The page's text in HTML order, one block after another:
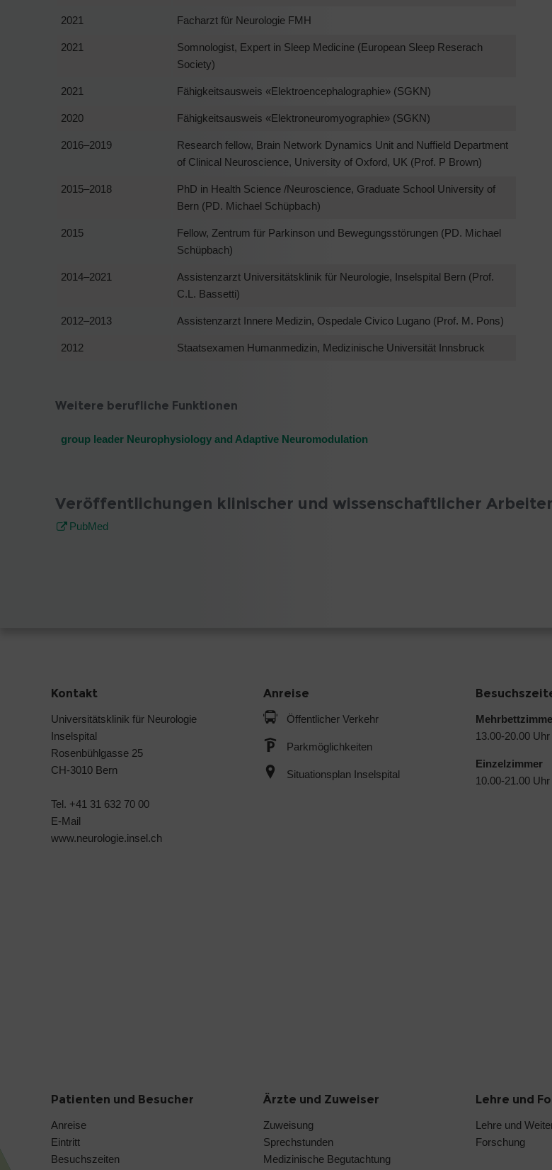
2021 Facharzt für Neurologie FMH
2021
Somnologist, Expert in Sleep Medicine (European Sleep Reserach
Society)
2021 Fähigkeitsausweis «Elektroencephalographie» (SGKN)
2020 Fähigkeitsausweis «Elektroneuromyographie» (SGKN)
2016–2019
Research fellow, Brain Network Dynamics Unit and Nuffield Department
of Clinical Neuroscience, University of Oxford, UK (Prof. P Brown)
2015–2018
PhD in Health Science /Neuroscience, Graduate School University of
Bern (PD. Michael Schüpbach)
2015
Fellow, Zentrum für Parkinson und Bewegungsstörungen (PD. Michael
Schüpbach)
2014–2021
Assistenzarzt Universitätsklinik für Neurologie, Inselspital Bern (Prof.
C.L. Bassetti)
2012–2013 Assistenzarzt Innere Medizin, Ospedale Civico Lugano (Prof. M. Pons)
2012 Staatsexamen Humanmedizin, Medizinische Universität Innsbruck
Weitere berufliche Funktionen
group leader Neurophysiology and Adaptive Neuromodulation
Veröffentlichungen klinischer und wissenschaftlicher
PubMed
Kontakt
Universitätsklinik für Neurologie
Inselspital
Rosenbühlgasse 25
CH-3010 Bern
Tel. +41 31 632 70 00
E-Mail
www.neurologie.insel.ch
Anreise
Öffentlicher Verkehr
Parkmöglichkeiten
Situationsplan Inselspital
13.00-20.00 Uhr
Einzelzimmer
10.00-21.00 Uhr
Patienten und Besucher
Anreise
Eintritt
Besuchszeiten
Ärzte und Zuweiser
Zuweisung
Sprechstunden
Medizinische Begutachtung
Lehre und
Lehre und
Forschung